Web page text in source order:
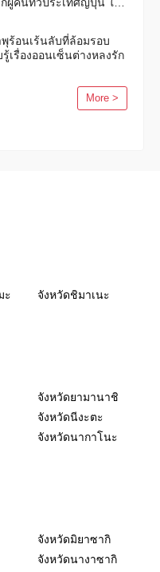
ร้อนเร้นลับที่ล้อมรอบ
เรื่องออนเซ็นต่างหลงรัก
More >
ะ
จังหวัดชิมาเนะ
จังหวัดยามานาชิ
จังหวัดนีงะตะ
จังหวัดนากาโนะ
จังหวัดมิยาซากิ
จังหวัดนางาซากิ